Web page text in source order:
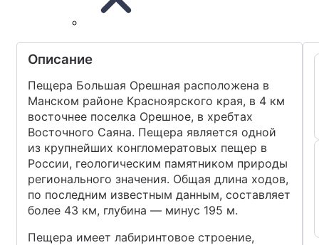
Описание
Пещера Большая Орешная расположена в
Манском районе Красноярского края, в 4 км
восточнее поселка Орешное, в хребтах
Восточного Саяна. Пещера является одной
из крупнейших конгломератовых пещер в
России, геологическим памятником природы
регионального значения. Общая длина ходов,
по последним известным данным, составляет
более 43 км, глубина — минус 195 м.
Пещера имеет лабиринтовое строение,